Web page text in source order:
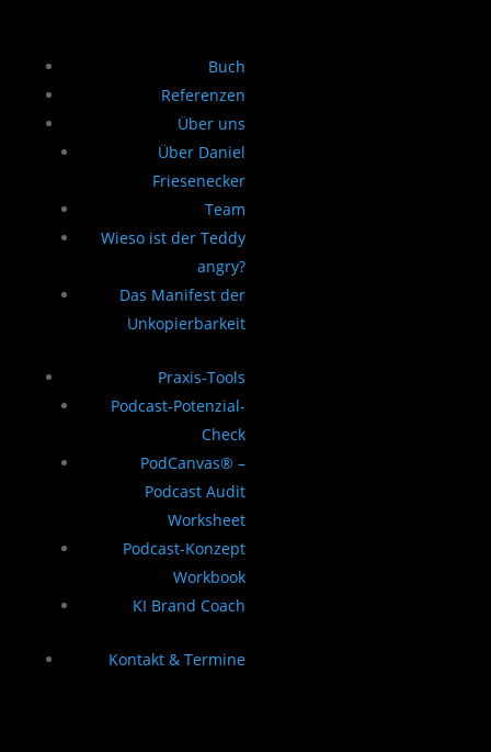
Buch
Referenzen
Über uns
Über Daniel
Friesenecker
Team
Wieso ist der Teddy
angry?
Das Manifest der
Unkopierbarkeit
Praxis-Tools
Podcast-Potenzial-
Check
PodCanvas® –
Podcast Audit
Worksheet
Podcast-Konzept
Workbook
KI Brand Coach
Kontakt & Termine